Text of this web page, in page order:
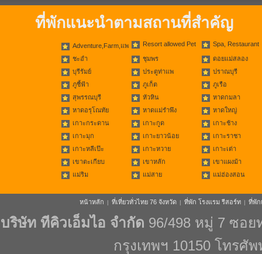
ที่พักแนะนำตามสถานที่สำคัญ
Adventure,Farm,แพ Resort allowed Pet Spa, Restaurant
ชะอำ ชุมพร
ดอยแม่สลอง
บุรีรัมย์
ประตูท่าแพ
ปราณบุรี
ภูชี้ฟ้า
ภูเก็ต
ภูเรือ
สุพรรณบุรี
หัวหิน
หาดกมลา
หาดอรุโณทัย
หาดแม่รำพึง
หาดใหญ่
เกาะกระดาน
เกาะกูด
เกาะช้าง
เกาะมุก
เกาะยาวน้อย
เกาะราชา
เกาะหลีเป๊ะ
เกาะหวาย
เกาะเต่า
เขาตะเกียบ
เขาหลัก
เขาแผงม้า
แม่ริม
แม่สาย แม่ฮ่องสอน
หน้าหลัก | ที่เที่ยวทั่วไทย 76 จังหวัด | ที่พัก โรงแรม รีสอร์ท | ที่พัก
บริษัท ทีคิวเอ็มไอ จำกัด 96/498 หมู่ 7 ซอ
กรุงเทพฯ 10150 โทรศั